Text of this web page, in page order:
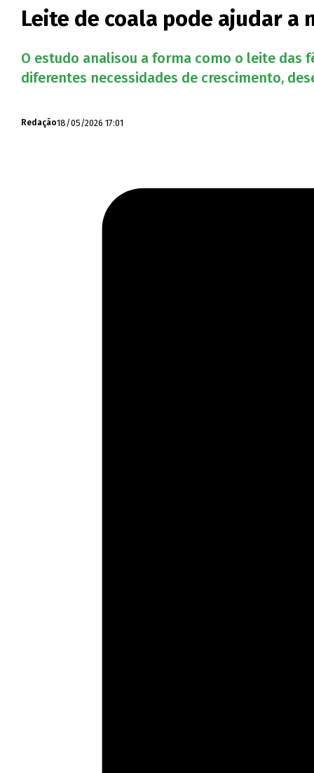
Leite de coala pode ajudar
O estudo analisou a forma como o leite das
diferentes necessidades de crescimento,
Redação18/05/2026 17:01